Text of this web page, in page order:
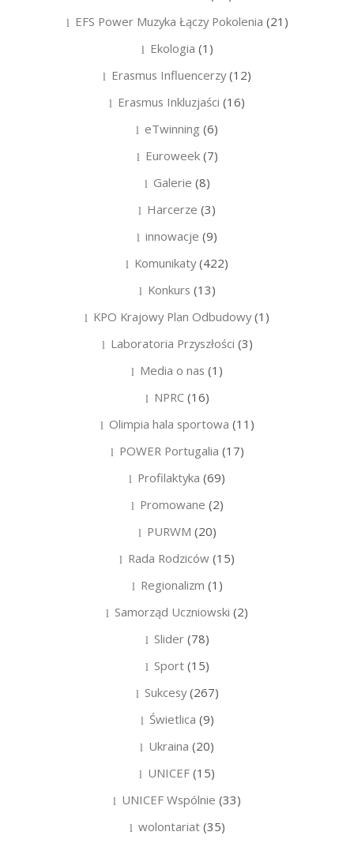
EFS Power Muzyka Łączy Pokolenia (21)
Ekologia (1)
Erasmus Influencerzy(12)
Erasmus Inkluzjaści (16)
eTwinning (6)
Euroweek(7)
Galerie (8)
Harcerze (3)
innowacje (9)
Komunikaty(422)
Konkurs (13)
KPO Krajowy Plan Odbudowy(1)
Laboratoria Przyszłości (3)
Media o nas (1)
NPRC(16)
Olimpia hala sportowa (11)
POWER Portugalia (17)
Profilaktyka (69)
Promowane (2)
PURWM (20)
Rada Rodziców (15)
Regionalizm (1)
Samorząd Uczniowski (2)
Slider(78)
Sport(15)
Sukcesy(267)
Świetlica (9)
Ukraina (20)
UNICEF (15)
UNICEF Wspólnie (33)
wolontariat(35)